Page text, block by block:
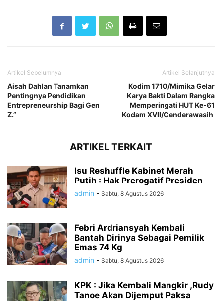
Artikel Sebelumnya
Aisah Dahlan Tanamkan
Pentingnya Pendidikan
Entrepreneurship Bagi Gen
Z.”
Artikel Selanjutnya
Kodim 1710/Mimika Gelar
Karya Bakti Dalam Rangka
Memperingati HUT Ke-61
Kodam XVII/Cenderawasih
ARTIKEL TERKAIT
Isu Reshuffle Kabinet Merah
Putih : Hak Prerogatif Presiden
admin - Sabtu, 8 Agustus 2026
Febri Ardriansyah Kembali
Bantah Dirinya Sebagai Pemilik
Emas 74 Kg
admin - Sabtu, 8 Agustus 2026
KPK : Jika Kembali Mangkir ,Rudy
Tanoe Akan Dijemput Paksa